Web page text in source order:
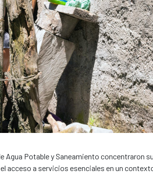
Agua Potable y Saneamiento concentraron
acceso a servicios esenciales en un